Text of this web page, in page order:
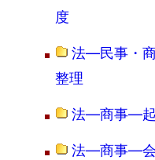
度
法―民事・
整理
法―商事―起
法―商事―